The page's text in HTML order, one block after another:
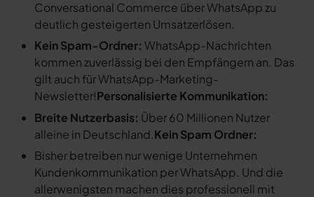
Conversational Commerce über WhatsApp zu
deutlich gesteigerten Umsatzerlösen.
Kein Spam-Ordner: WhatsApp-Nachrichten
kommen zuverlässig bei den Empfängern an. Das
gilt auch für WhatsApp-Marketing-
Newsletter!Personalisierte Kommunikation:
Breite Nutzerbasis: Über 60 Millionen Nutzer
alleine in Deutschland.Kein Spam Ordner:
Bisher betreiben nur wenige Unternehmen
Kundenkommunikation per WhatsApp. Und die
allerwenigsten machen dies professionell mit